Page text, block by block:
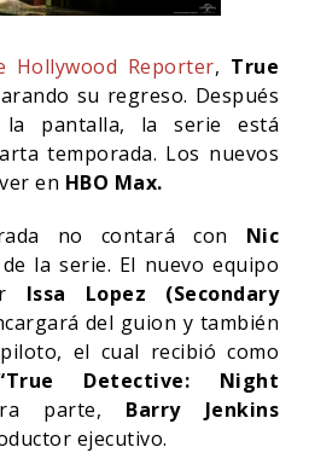
Hollywood Reporter, True
su regreso. Después
pantalla, la serie está
temporada. Los nuevos
en HBO Max.
no contará con Nic
la serie. El nuevo equipo
Issa Lopez (Secondary
del guion y también
el cual recibió como
Detective: Night
parte, Barry Jenkins
ejecutivo.